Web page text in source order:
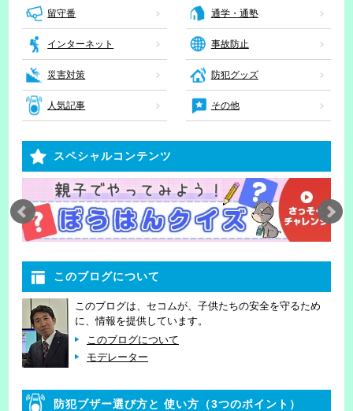
留守番 通学・通塾
インターネット 事故防止
災害対策 防犯グッズ
人気記事 その他
スペシャルコンテンツ
このブログについて
このブログは、セコムが、子供たちの安全を守るため
に、情報を提供しています。
このブログについて
モデレーター
防犯ブザー選び方と 使い方（3つのポイント）